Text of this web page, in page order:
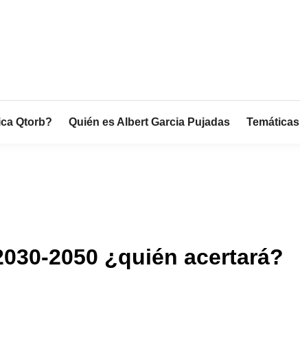
Qtorb? Quién es Albert Garcia Pujadas Temáticas
2050 ¿quién acertará?